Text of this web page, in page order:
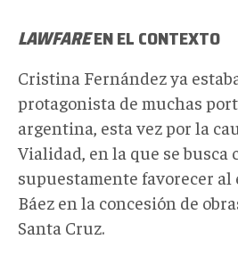
LAWFAREEN EL CONTEXTO
Cristina Fernández ya
protagonista de muchas
argentina, esta vez por la
Vialidad, en la que se busca
supuestamente favorecer al
Báez en la concesión de
Santa Cruz.